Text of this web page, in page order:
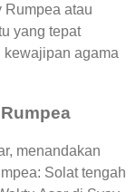
Rumpea atau
yang tepat
kewajipan agama
menandakan
Solat tengah